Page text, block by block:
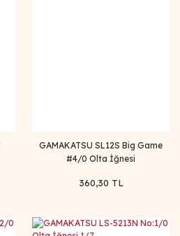
GAMAKATSU SL12S Big Game
#4/0 Olta İğnesi
360,30 TL